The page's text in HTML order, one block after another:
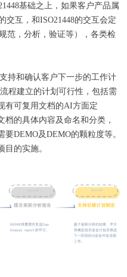
基础之上，如果客户产品属
交互，和ISO21448的交互会定
范，分析，验证等），各类检
持和确认客户下一步的工作计
程建立的计划可行性，包括需
有可复用文档的AI方面定
的具体内容及命名和分类，
DEMO及DEMO的颗粒度等。
的实施。